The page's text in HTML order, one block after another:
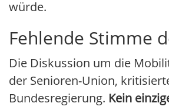
würde.
Fehlende Stimme
Die Diskussion um die
der Senioren-Union,
Bundesregierung. Kein